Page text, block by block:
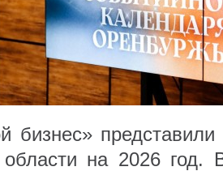
бизнес»
области на 2026